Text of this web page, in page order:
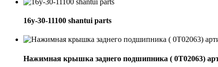
16y-30-11100 shantui parts
Нажимная крышка заднего подшипника ( 0Т02063)